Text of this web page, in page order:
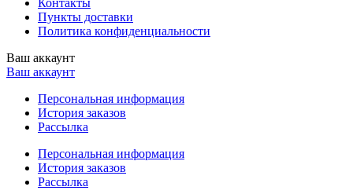
Пункты доставки
Политика конфиденциальности
Ваш аккаунт
Ваш аккаунт
Персональная информация
История заказов
Рассылка
Персональная информация
История заказов
Рассылка